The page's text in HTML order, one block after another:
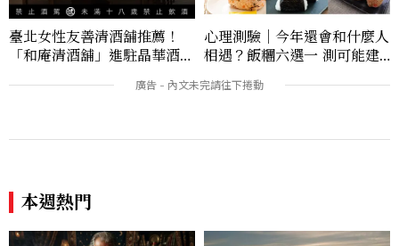
臺北女性友善清酒舖推薦！
「和庵清酒舖」進駐晶華酒
心理測驗｜今年還會和什麼人
相遇？飯糰六選一 測可能建